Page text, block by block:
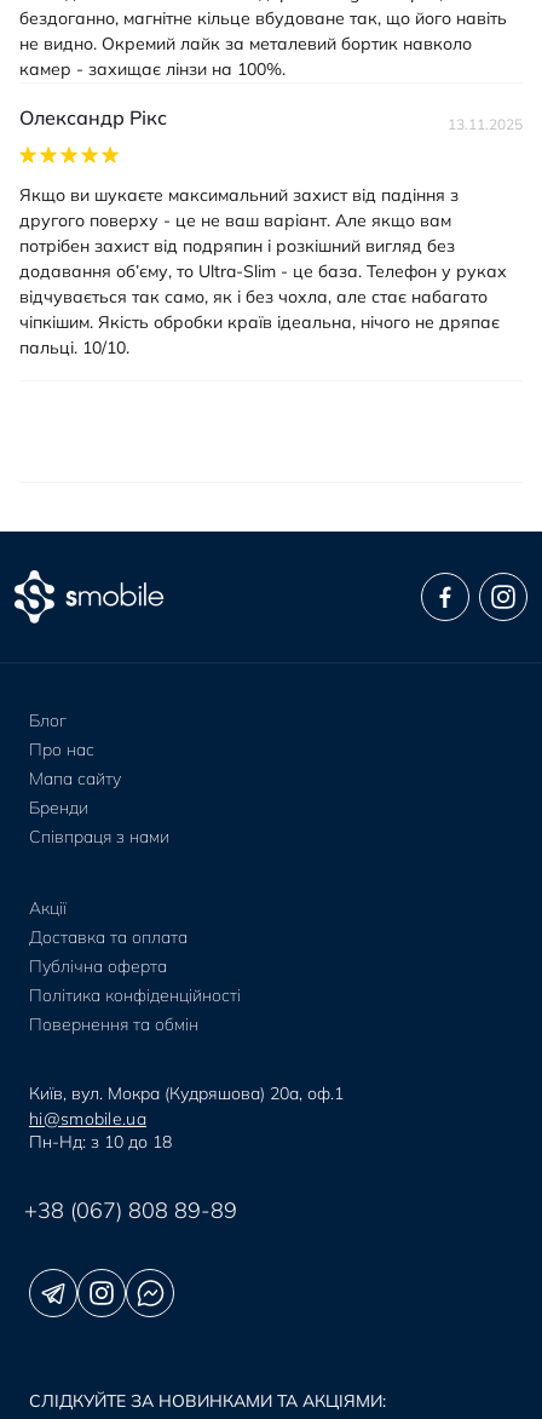
бездоганно, магнітне кільце вбудоване так, що його навіть
не видно. Окремий лайк за металевий бортик навколо
камер - захищає лінзи на 100%.
Олександр Рікс 13.11.2025
Якщо ви шукаєте максимальний захист від падіння з
другого поверху - це не ваш варіант. Але якщо вам
потрібен захист від подряпин і розкішний вигляд без
додавання об’єму, то Ultra-Slim - це база. Телефон у руках
відчувається так само, як і без чохла, але стає набагато
чіпкішим. Якість обробки країв ідеальна, нічого не дряпає
пальці. 10/10.
Блог
Про нас
Мапа сайту
Бренди
Співпраця з нами
Акції
Доставка та оплата
Публічна оферта
Політика конфіденційності
Повернення та обмін
Київ, вул. Мокра (Кудряшова) 20а, оф.1
hi@smobile.ua
Пн-Нд: з 10 до 18
+38 (067) 808 89-89
СЛІДКУЙТЕ ЗА НОВИНКАМИ ТА АКЦІЯМИ: